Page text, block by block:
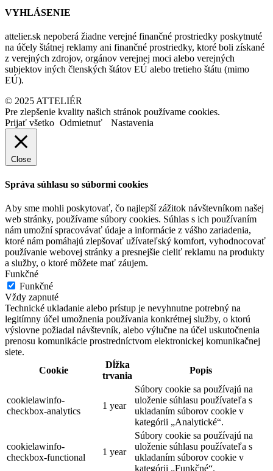
VYHLÁSENIE
attelier.sk nepoberá žiadne verejné finančné prostriedky poskytnuté
na účely štátnej reklamy ani finančné prostriedky, ktoré boli získané
z verejných zdrojov, orgánov verejnej moci alebo verejných
subjektov iných členských štátov EÚ alebo tretieho štátu (mimo
EÚ).
© 2025 ATTELIÉR
Pre zlepšenie kvality našich stránok používame cookies.
Prijať všetko Odmietnuť Nastavenia
Close
Správa súhlasu so súbormi cookies
Aby sme mohli poskytovať, čo najlepší zážitok návštevníkom našej
web stránky, používame súbory cookies. Súhlas s ich používaním
nám umožní spracovávať údaje a informácie z vášho zariadenia,
ktoré nám pomáhajú zlepšovať užívateľský komfort, vyhodnocovať
používanie webovej stránky a presnejšie cieliť reklamu na produkty
a služby, o ktoré môžete mať záujem.
Funkčné
Funkčné
Vždy zapnuté
Technické ukladanie alebo prístup je nevyhnutne potrebný na
legitímny účel umožnenia používania konkrétnej služby, o ktorú
výslovne požiadal návštevník, alebo výlučne na účel uskutočnenia
prenosu komunikácie prostredníctvom elektronickej komunikačnej
siete.
Cookie
Dĺžka
trvania
Popis
cookielawinfo-
checkbox-analytics
1 year
Súbory cookie sa používajú na
uloženie súhlasu používateľa s
ukladaním súborov cookie v
kategórii „Analytické“.
cookielawinfo-
checkbox-functional
1 year
Súbory cookie sa používajú na
uloženie súhlasu používateľa s
ukladaním súborov cookie v
kategórii „Funkčné“.